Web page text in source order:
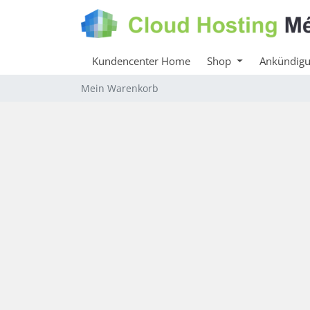
Kundencenter Home Shop
Mein Warenkorb